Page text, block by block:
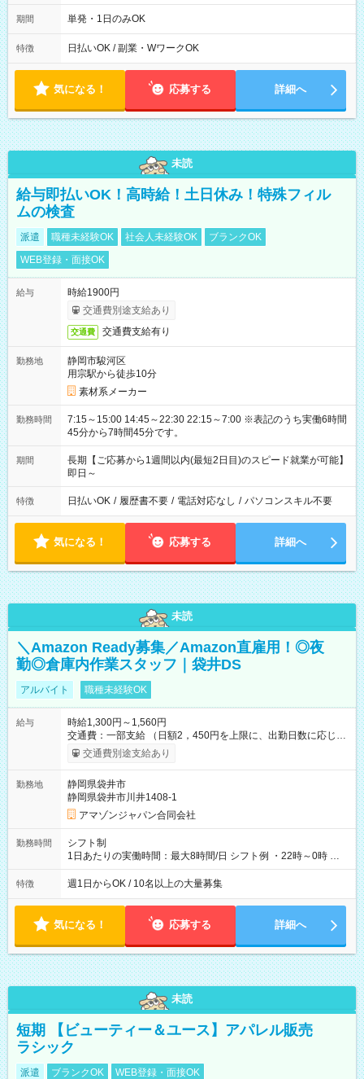
10/26 全日共通 08：00～12：00 17：00～21：00 ＊8/31
～9/19のみ下記シフトもあります！ 12：00～16：00 ＊9/6～
00
期間 単発・1日のみOK
特徴 日払いOK / 副業・WワークOK
気になる！ 応募する 詳細へ
未読
給与即払いOK！高時給！土日休み！特殊フィル
ムの検査
派遣 職種未経験OK 社会人未経験OK
ブランクOK
WEB登録・面接OK
給与
時給1900円
交通費別途支給あり
交通費 交通費支給有り
勤務地
静岡市駿河区
用宗駅から徒歩10分
素材系メーカー
勤務時間
7:15～15:00 14:45～22:30 22:15～7:00 ※表記のうち実働6時間
45分から7時間45分です。
期間
長期【ご応募から1週間以内(最短2日目)のスピード就業が可能】
即日～
特徴 日払いOK / 履歴書不要 / 電話対応なし / パソコンスキル不要
気になる！ 応募する 詳細へ
未読
＼Amazon Ready募集／Amazon直雇用！◎夜
勤◎倉庫内作業スタッフ｜袋井DS
アルバイト 職種未経験OK
給与
時給1,300円～1,560円
交通費：一部支給 （日額2，450円を上限に、出勤日数に応じて
実費支給） ※22:00～翌5:00までは時給25%UP！ ■給与前払い
制度あり ※前払い額の上限あり、手数料無料（Amazon負担）
交通費別途支給あり
勤務地
静岡県袋井市
静岡県袋井市川井1408-1
アマゾンジャパン合同会社
勤務時間
シフト制
1日あたりの実働時間：最大8時間/日 シフト例 ・22時～0時 入
社後、就業可能シフトをご確認の上、申請してください。
特徴 週1日からOK / 10名以上の大量募集
気になる！ 応募する 詳細へ
未読
短期 【ビューティー＆ユース】アパレル販売
ラシック
派遣 ブランクOK WEB登録・面接OK